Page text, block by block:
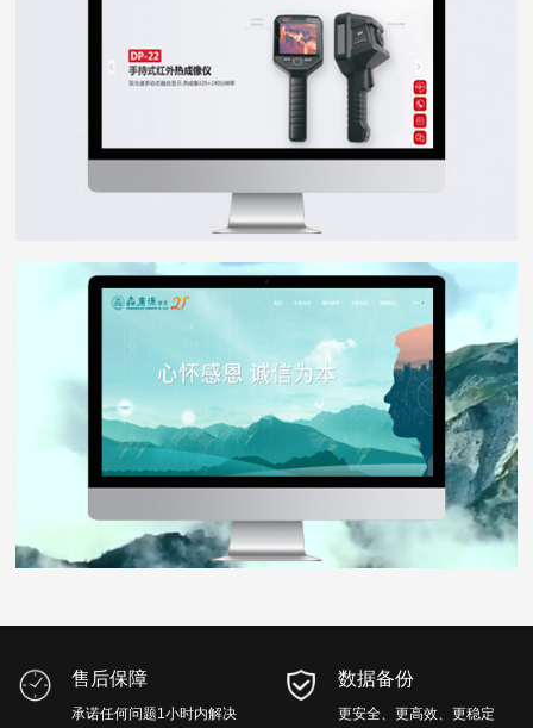
WEB DESIGN
售后保障
承诺任何问题1小时内解决
数据备份
更安全、更高效、更稳定